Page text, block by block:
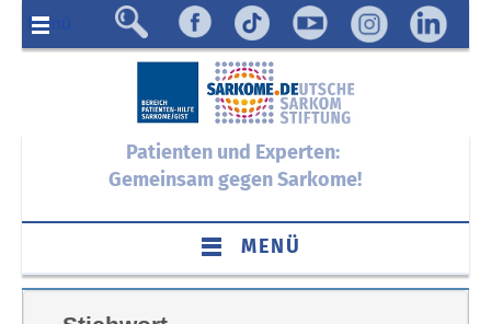
Menü
Patienten und Experten:
Gemeinsam gegen Sarkome!
MENÜ